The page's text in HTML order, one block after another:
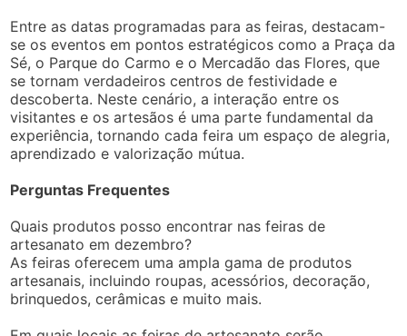
Entre as datas programadas para as feiras, destacam-
se os eventos em pontos estratégicos como a Praça da
Sé, o Parque do Carmo e o Mercadão das Flores, que
se tornam verdadeiros centros de festividade e
descoberta. Neste cenário, a interação entre os
visitantes e os artesãos é uma parte fundamental da
experiência, tornando cada feira um espaço de alegria,
aprendizado e valorização mútua.
Perguntas Frequentes
Quais produtos posso encontrar nas feiras de
artesanato em dezembro?
As feiras oferecem uma ampla gama de produtos
artesanais, incluindo roupas, acessórios, decoração,
brinquedos, cerâmicas e muito mais.